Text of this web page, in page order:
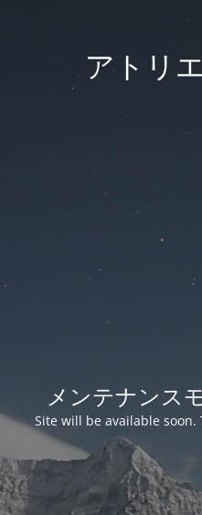
アトリ
メンテナンス
Site will be available